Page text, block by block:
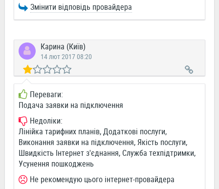
Змінити відповідь провайдера
Карина (Київ)
14 лют 2017 08:20
Переваги:
Подача заявки на підключення
Недоліки:
Лінійка тарифних планів, Додаткові послуги,
Виконання заявки на підключення, Якість послуги,
Швидкість Інтернет з'єднання, Служба техпідтримки,
Усунення пошкоджень
Не рекомендую цього інтернет-провайдера